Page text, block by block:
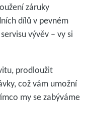
záruky
dílů v pevném
vývěv – vy si
prodloužit
což vám umožní
my se zabýváme